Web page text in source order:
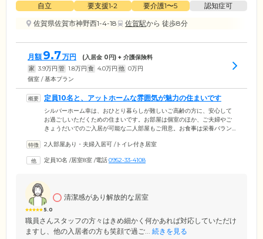
自立 要支援1•2 要介護1〜5
認知症可
佐賀県佐賀市神野西1-4-18
佐賀駅から 徒歩8分
月額 9.7万円 (入居金 0円) + 介護保険料
家 3.9万円 管 1.8万円 食 4.0万円 他 0万円
個室 / 基本プラン
定員10名と、アットホームな雰囲気が魅力の住まいです
シルバーホーム幸は、おひとり暮らしが難しいご高齢の方に、安心して
お過ごしいただくための住まいです。お部屋は個室のほか、ご夫婦やご
きょうだいでのご入居が可能な二人部屋もご用意。お食事は栄養バラン
レーなどのおいしいお料理は、ご入居のみなさまに大変好評をいただい
浴が難しい方も、スタッフ見守りのもと快適に清潔を保っていただけま
2人部屋あり・夫婦入居可 /トイレ付き居室
定員10名 /居室8室 /電話0952-33-4108
5.0
清潔感があり解放的な居室
職員さんスタッフの方々はきめ細かく何かあれば対応していただけ
ますし、他の入居者の方も笑顔で過ご... 続きを見る